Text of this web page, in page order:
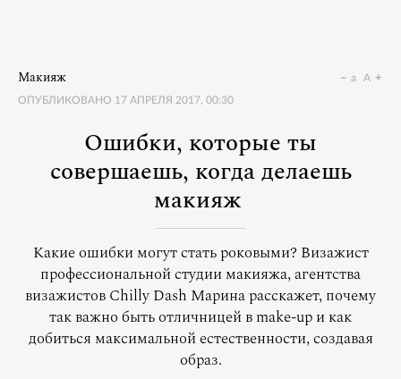
Макияж
ОПУБЛИКОВАНО 17 АПРЕЛЯ 2017, 00:30
a A
Ошибки, которые ты
совершаешь, когда делаешь
макияж
Какие ошибки могут стать роковыми? Визажист
профессиональной студии макияжа, агентства
визажистов Chilly Dash Марина расскажет, почему
так важно быть отличницей в make-up и как
добиться максимальной естественности, создавая
образ.